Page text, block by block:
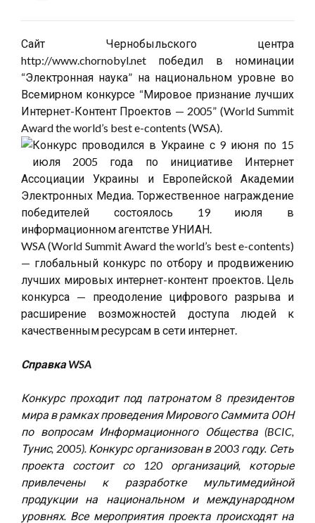
Сайт Чернобыльского центра
http://www.chornobyl.net победил в номинации
“Электронная наука” на национальном уровне во
Всемирном конкурсе “Мировое признание лучших
Интернет-Контент Проектов — 2005” (World Summit
Award the world’s best e-contents (WSA).
Конкурс проводился в Украине с 9 июня по 15
июля 2005 года по инициативе Интернет
Ассоциации Украины и Европейской Академии
Электронных Медиа. Торжественное награждение
победителей состоялось 19 июля в
информационном агентстве УНИАН.
WSA (World Summit Award the world’s best e-contents)
— глобальный конкурс по отбору и продвижению
лучших мировых интернет-контент проектов. Цель
конкурса — преодоление цифрового разрыва и
расширение возможностей доступа людей к
качественным ресурсам в сети интернет.
Справка WSA
Конкурс проходит под патронатом 8 президентов
мира в рамках проведения Мирового Саммита ООН
по вопросам Информационного Общества (BCIC,
Тунис, 2005). Конкурс организован в 2003 году. Сеть
проекта состоит со 120 организаций, которые
привлечены к разработке мультимедийной
продукции на национальном и международном
уровнях. Все мероприятия проекта происходят на